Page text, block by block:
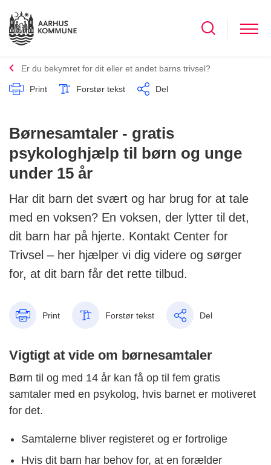
Er du bekymret for dit eller et andet barns trivsel?
Print Forstør tekst Del
Børnesamtaler - gratis
psykologhjælp til børn og unge
under 15 år
Har dit barn det svært og har brug for at tale
med en voksen? En voksen, der lytter til det,
dit barn har på hjerte. Kontakt Center for
Trivsel – her hjælper vi dig videre og sørger
for, at dit barn får det rette tilbud.
Print Forstør tekst Del
Vigtigt at vide om børnesamtaler
Børn til og med 14 år kan få op til fem gratis
samtaler med en psykolog, hvis barnet er motiveret
for det.
Samtalerne bliver registeret og er fortrolige
Hvis dit barn har behov for, at en forælder